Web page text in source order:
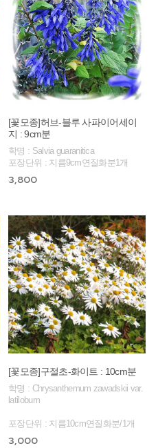
[꽃모종]허브-블루 사파이어세이
지 : 9cm분
학명 : Salvia guaranitica
포장단위 : 지름9cm연질화분1개
3,800
[꽃모종]구절초-화이트 : 10cm분
학명 : Chrysanthemum zawadskii var.
latilobum
포장단위 : 지름10cm연질화분/1개
3,000